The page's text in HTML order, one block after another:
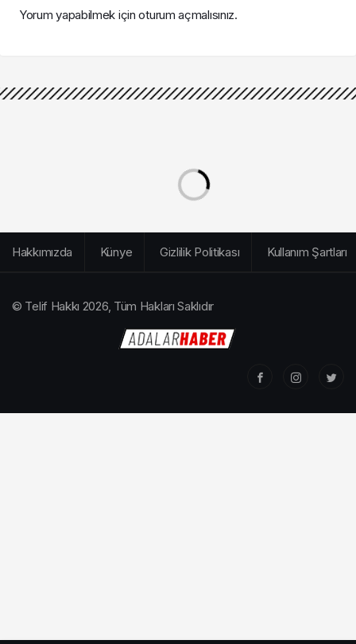
Yorum yapabilmek içinoturum açmalısınız.
Hakkımızda Künye Gizlilik Politikası Kullanım Şartları
© Telif Hakkı 2026, Tüm Hakları Saklıdır